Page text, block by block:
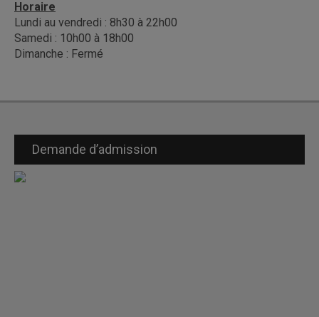
Horaire
Lundi au vendredi : 8h30 à 22h00
Samedi : 10h00 à 18h00
Dimanche : Fermé
Demande d’admission